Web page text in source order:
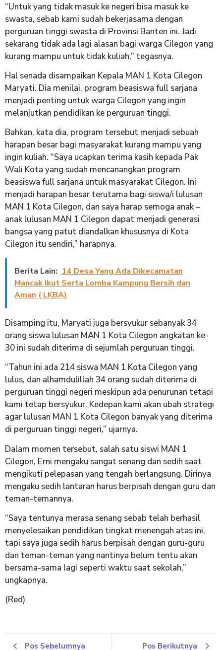
“Untuk yang tidak masuk ke negeri bisa masuk ke
swasta, sebab kami sudah bekerjasama dengan
perguruan tinggi swasta di Provinsi Banten ini. Jadi
sekarang tidak ada lagi alasan bagi warga Cilegon yang
kurang mampu untuk tidak kuliah,” tegasnya.
Hal senada disampaikan Kepala MAN 1 Kota Cilegon
Maryati. Dia menilai, program beasiswa full sarjana
menjadi penting untuk warga Cilegon yang ingin
melanjutkan pendidikan ke perguruan tinggi.
Bahkan, kata dia, program tersebut menjadi sebuah
harapan besar bagi masyarakat kurang mampu yang
ingin kuliah. “Saya ucapkan terima kasih kepada Pak
Wali Kota yang sudah mencanangkan program
beasiswa full sarjana untuk masyarakat Cilegon. Ini
menjadi harapan besar terutama bagi siswa/i lulusan
MAN 1 Kota Cilegon, dan saya harap semoga anak –
anak lulusan MAN 1 Cilegon dapat menjadi generasi
bangsa yang patut diandalkan khususnya di Kota
Cilegon itu sendiri,” harapnya.
Berita Lain: 14 Desa Yang Ada Dikecamatan
Mancak Ikut Serta Lomba Kampung Bersih dan
Aman ( LKBA)
Disamping itu, Maryati juga bersyukur sebanyak 34
orang siswa lulusan MAN 1 Kota Cilegon angkatan ke-
30 ini sudah diterima di sejumlah perguruan tinggi.
“Tahun ini ada 214 siswa MAN 1 Kota Cilegon yang
lulus, dan alhamdulillah 34 orang sudah diterima di
perguruan tinggi negeri meskipun ada penurunan tetapi
kami tetap bersyukur. Kedepan kami akan ubah strategi
agar lulusan MAN 1 Kota Cilegon banyak yang diterima
di perguruan tinggi negeri,” ujarnya.
Dalam momen tersebut, salah satu siswi MAN 1
Cilegon, Erni mengaku sangat senang dan sedih saat
mengikuti pelepasan yang tengah berlangsung. Dirinya
mengaku sedih lantaran harus berpisah dengan guru dan
teman-temannya.
“Saya tentunya merasa senang sebab telah berhasil
menyelesaikan pendidikan tingkat menengah atas ini,
tapi saya juga sedih harus berpisah dengan guru-guru
dan teman-teman yang nantinya belum tentu akan
bersama-sama lagi seperti waktu saat sekolah,”
ungkapnya.
(Red)
Pos Sebelumnya Pos Berikutnya